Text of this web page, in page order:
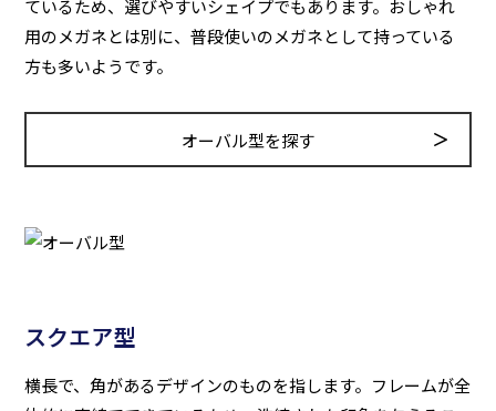
ているため、選びやすいシェイプでもあります。おしゃれ
用のメガネとは別に、普段使いのメガネとして持っている
方も多いようです。
オーバル型を探す
スクエア型
横長で、角があるデザインのものを指します。フレームが全